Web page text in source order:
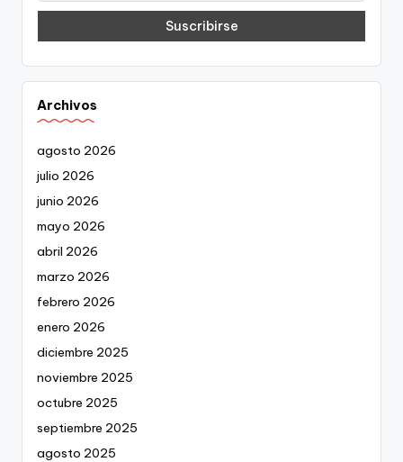
Archivos
agosto 2026
julio 2026
junio 2026
mayo 2026
abril 2026
marzo 2026
febrero 2026
enero 2026
diciembre 2025
noviembre 2025
octubre 2025
septiembre 2025
agosto 2025